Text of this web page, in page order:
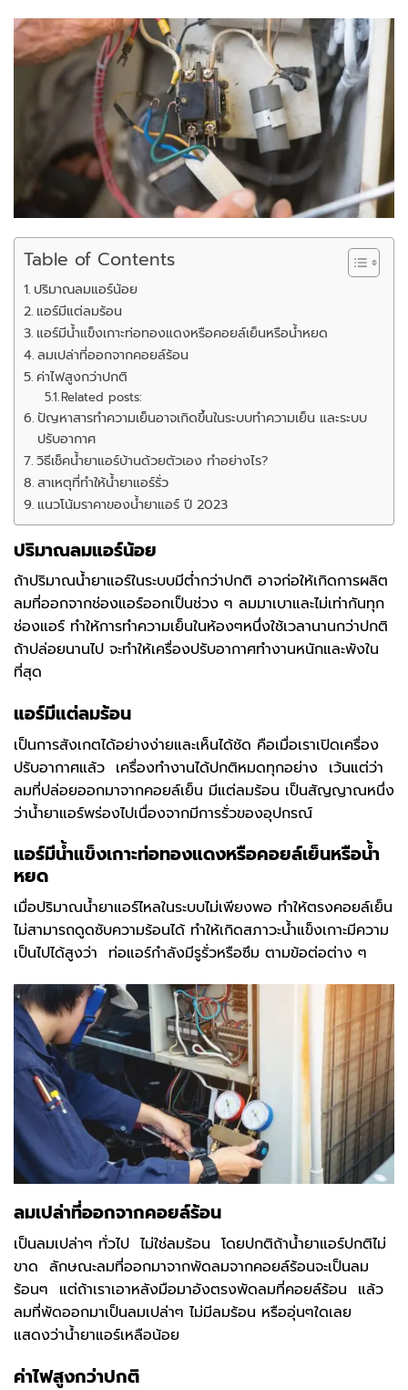
Table of Contents
ปริมาณลมแอร์น้อย
แอร์มีแต่ลมร้อน
แอร์มีน้ำแข็งเกาะท่อทองแดงหรือคอยล์เย็นหรือน้ำหยด
ลมเปล่าที่ออกจากคอยล์ร้อน
ค่าไฟสูงกว่าปกติ
Related posts:
ปัญหาสารทำความเย็นอาจเกิดขึ้นในระบบทำความเย็น และระบบ
ปรับอากาศ
วิธีเช็คน้ำยาแอร์บ้านด้วยตัวเอง ทำอย่างไร?
สาเหตุที่ทำให้น้ำยาแอร์รั่ว
แนวโน้มราคาของน้ำยาแอร์ ปี 2023
ปริมาณลมแอร์น้อย
ถ้าปริมาณน้ำยาแอร์ในระบบมีต่ำกว่าปกติ อาจก่อให้เกิดการผลิต
ลมที่ออกจากช่องแอร์ออกเป็นช่วง ๆ ลมมาเบาและไม่เท่ากันทุก
ช่องแอร์ ทำให้การทำความเย็นในห้องๆหนึ่งใช้เวลานานกว่าปกติ
ถ้าปล่อยนานไป จะทำให้เครื่องปรับอากาศทำงานหนักและพังใน
ที่สุด
แอร์มีแต่ลมร้อน
เป็นการสังเกตได้อย่างง่ายและเห็นได้ชัด คือเมื่อเราเปิดเครื่อง
ปรับอากาศแล้ว เครื่องทำงานได้ปกติหมดทุกอย่าง เว้นแต่ว่า
ลมที่ปล่อยออกมาจากคอยล์เย็น มีแต่ลมร้อน เป็นสัญญาณหนึ่ง
ว่าน้ำยาแอร์พร่องไปเนื่องจากมีการรั่วของอุปกรณ์
แอร์มีน้ำแข็งเกาะท่อทองแดงหรือคอยล์เย็นหรือน้ำ
หยด
เมื่อปริมาณน้ำยาแอร์ไหลในระบบไม่เพียงพอ ทำให้ตรงคอยล์เย็น
ไม่สามารถดูดซับความร้อนได้ ทำให้เกิดสภาวะน้ำแข็งเกาะมีความ
เป็นไปได้สูงว่า ท่อแอร์กำลังมีรูรั่วหรือซึม ตามข้อต่อต่าง ๆ
ลมเปล่าที่ออกจากคอยล์ร้อน
เป็นลมเปล่าๆ ทั่วไป ไม่ใช่ลมร้อน โดยปกติถ้าน้ำยาแอร์ปกติไม่
ขาด ลักษณะลมที่ออกมาจากพัดลมจากคอยล์ร้อนจะเป็นลม
ร้อนๆ แต่ถ้าเราเอาหลังมือมาอังตรงพัดลมที่คอยล์ร้อน แล้ว
ลมที่พัดออกมาเป็นลมเปล่าๆ ไม่มีลมร้อน หรืออุ่นๆใดเลย
แสดงว่าน้ำยาแอร์เหลือน้อย
ค่าไฟสูงกว่าปกติ